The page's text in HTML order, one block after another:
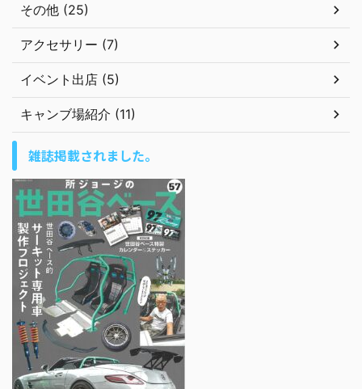
その他 (25)
アクセサリー (7)
イベント出店 (5)
キャンブ場紹介 (11)
雑誌掲載されました。